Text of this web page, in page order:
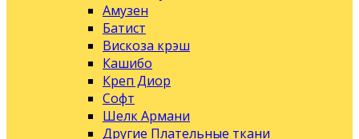
Амузен
Батист
Вискоза крэш
Кашибо
Креп Диор
Софт
Шелк Армани
Другие Плательные ткани